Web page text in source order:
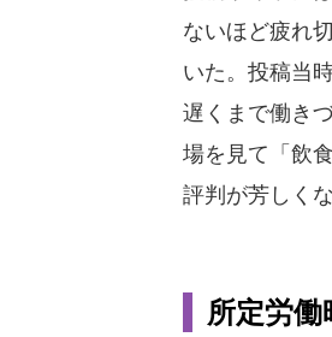
ないほど疲れ
いた。投稿当
遅くまで働き
場を見て「飲
評判が芳しく
所定労